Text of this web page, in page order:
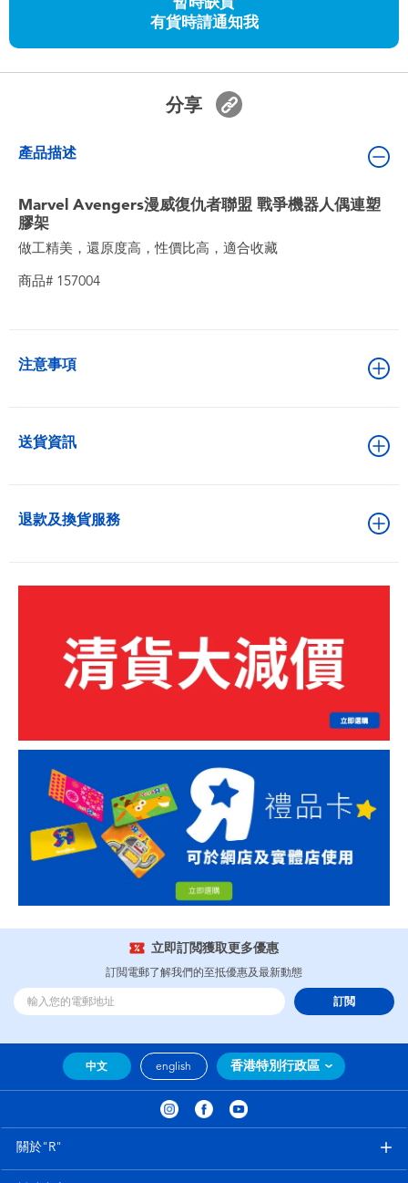
任天堂 Switch
電池
有貨時請通知我
分享
產品描述
Marvel Avengers漫威復仇者聯盟 戰爭機器人偶連塑
膠架
做工精美，還原度高，性價比高，適合收藏
商品# 157004
注意事項
送貨資訊
退款及換貨服務
立即訂閲獲取更多優惠
訂閲電郵了解我們的至抵優惠及最新動態
訂閲
中文 english 香港特別行政區
關於"R"